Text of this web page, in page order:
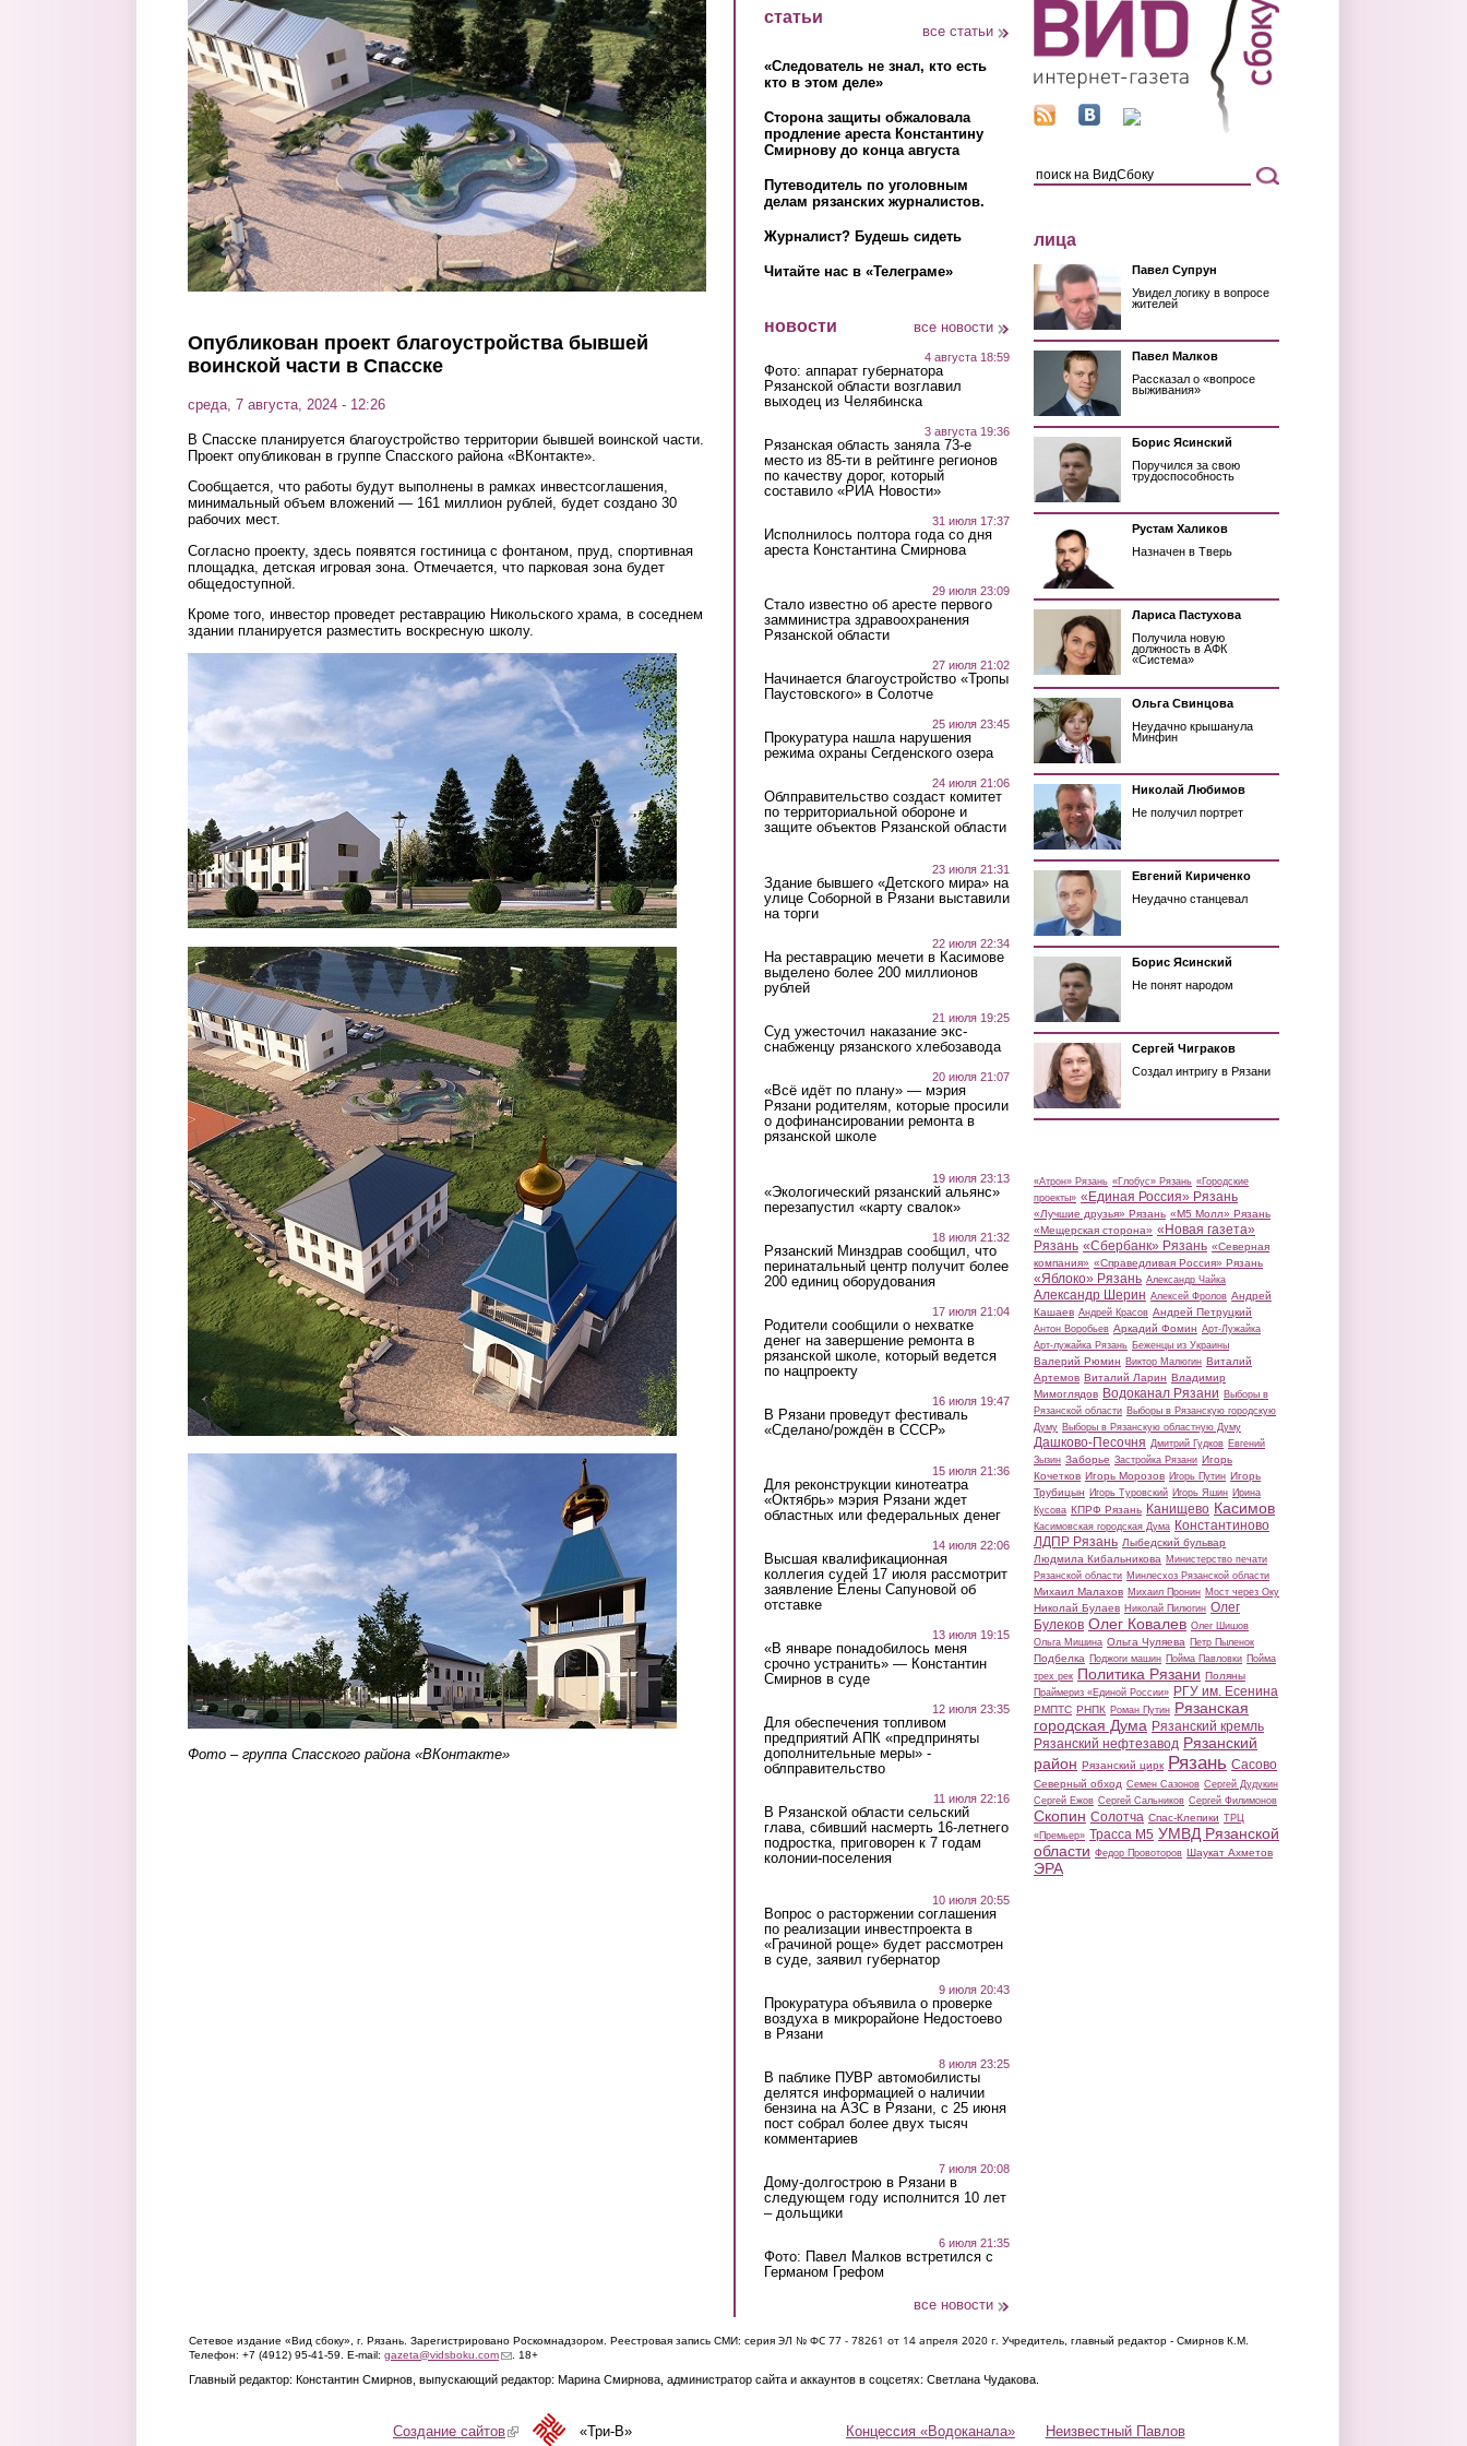
Перейти к основному содержанию
Опубликован проект благоустройства бывшей
воинской части в Спасске
среда, 7 августа, 2024 - 12:26
В Спасске планируется благоустройство территории бывшей воинской части.
Проект опубликован в группе Спасского района «ВКонтакте».
Сообщается, что работы будут выполнены в рамках инвестсоглашения,
минимальный объем вложений — 161 миллион рублей, будет создано 30
рабочих мест.
Согласно проекту, здесь появятся гостиница с фонтаном, пруд, спортивная
площадка, детская игровая зона. Отмечается, что парковая зона будет
общедоступной.
Кроме того, инвестор проведет реставрацию Никольского храма, в соседнем
здании планируется разместить воскресную школу.
3.jpg
4.jpg
foto.jpg
Фото – группа Спасского района «ВКонтакте»
статьи
все статьи
«Следователь не знал, кто есть
кто в этом деле»
Сторона защиты обжаловала
продление ареста Константину
Смирнову до конца августа
Путеводитель по уголовным
делам рязанских журналистов.
Журналист? Будешь сидеть
Читайте нас в «Телеграме»
новости все новости
4 августа 18:59
Фото: аппарат губернатора
Рязанской области возглавил
выходец из Челябинска
3 августа 19:36
Рязанская область заняла 73-е
место из 85-ти в рейтинге регионов
по качеству дорог, который
составило «РИА Новости»
31 июля 17:37
Исполнилось полтора года со дня
ареста Константина Смирнова
29 июля 23:09
Стало известно об аресте первого
замминистра здравоохранения
Рязанской области
27 июля 21:02
Начинается благоустройство «Тропы
Паустовского» в Солотче
25 июля 23:45
Прокуратура нашла нарушения
режима охраны Сегденского озера
24 июля 21:06
Облправительство создаст комитет
по территориальной обороне и
защите объектов Рязанской области
23 июля 21:31
Здание бывшего «Детского мира» на
улице Соборной в Рязани выставили
на торги
22 июля 22:34
На реставрацию мечети в Касимове
выделено более 200 миллионов
рублей
21 июля 19:25
Суд ужесточил наказание экс-
снабженцу рязанского хлебозавода
20 июля 21:07
«Всё идёт по плану» — мэрия
Рязани родителям, которые просили
о дофинансировании ремонта в
рязанской школе
19 июля 23:13
«Экологический рязанский альянс»
перезапустил «карту свалок»
18 июля 21:32
Рязанский Минздрав сообщил, что
перинатальный центр получит более
200 единиц оборудования
17 июля 21:04
Родители сообщили о нехватке
денег на завершение ремонта в
рязанской школе, который ведется
по нацпроекту
16 июля 19:47
В Рязани проведут фестиваль
«Сделано/рождён в СССР»
15 июля 21:36
Для реконструкции кинотеатра
«Октябрь» мэрия Рязани ждет
областных или федеральных денег
14 июля 22:06
Высшая квалификационная
коллегия судей 17 июля рассмотрит
заявление Елены Сапуновой об
отставке
13 июля 19:15
«В январе понадобилось меня
срочно устранить» — Константин
Смирнов в суде
12 июля 23:35
Для обеспечения топливом
предприятий АПК «предприняты
дополнительные меры» -
облправительство
11 июля 22:16
В Рязанской области сельский
глава, сбивший насмерть 16-летнего
подростка, приговорен к 7 годам
колонии-поселения
10 июля 20:55
Вопрос о расторжении соглашения
по реализации инвестпроекта в
«Грачиной роще» будет рассмотрен
в суде, заявил губернатор
9 июля 20:43
Прокуратура объявила о проверке
воздуха в микрорайоне Недостоево
в Рязани
8 июля 23:25
В паблике ПУВР автомобилисты
делятся информацией о наличии
бензина на АЗС в Рязани, с 25 июня
пост собрал более двух тысяч
комментариев
7 июля 20:08
Дому-долгострою в Рязани в
следующем году исполнится 10 лет
– дольщики
6 июля 21:35
Фото: Павел Малков встретился с
Германом Грефом
все новости
лица
Павел Супрун
Увидел логику в вопросе
жителей
Павел Малков
Рассказал о «вопросе
выживания»
Борис Ясинский
Поручился за свою
трудоспособность
Рустам Халиков
Назначен в Тверь
Лариса Пастухова
Получила новую
должность в АФК
«Система»
Ольга Свинцова
Неудачно крышанула
Минфин
Николай Любимов
Не получил портрет
Евгений Кириченко
Неудачно станцевал
Борис Ясинский
Не понят народом
Сергей Чиграков
Создал интригу в Рязани
«Атрон» Рязань «Глобус» Рязань «Городские
проекты» «Единая Россия» Рязань
«Лучшие друзья» Рязань «М5 Молл» Рязань
«Мещерская сторона» «Новая газета»
Рязань «Сбербанк» Рязань «Северная
компания» «Справедливая Россия» Рязань
«Яблоко» Рязань Александр Чайка
Александр Шерин Алексей Фролов Андрей
Кашаев Андрей Красов Андрей Петруцкий
Антон Воробьев Аркадий Фомин Арт-Лужайка
Арт-лужайка Рязань Беженцы из Украины
Валерий Рюмин Виктор Малюгин Виталий
Артемов Виталий Ларин Владимир
Мимоглядов Водоканал Рязани Выборы в
Рязанской области Выборы в Рязанскую городскую
Думу Выборы в Рязанскую областную Думу
Дашково-Песочня Дмитрий Гудков Евгений
Зызин Заборье Застройка Рязани Игорь
Кочетков Игорь Морозов Игорь Путин Игорь
Трубицын Игорь Туровский Игорь Яшин Ирина
Кусова КПРФ Рязань Канищево Касимов
Касимовская городская Дума Константиново
ЛДПР Рязань Лыбедский бульвар
Людмила Кибальникова Министерство печати
Рязанской области Минлесхоз Рязанской области
Михаил Малахов Михаил Пронин Мост через Оку
Николай Булаев Николай Пилюгин Олег
Булеков Олег Ковалев Олег Шишов
Ольга Мишина Ольга Чуляева Петр Пыленок
Подбелка Поджоги машин Пойма Павловки Пойма
трех рек Политика Рязани Поляны
Праймериз «Единой России» РГУ им. Есенина
РМПТС РНПК Роман Путин Рязанская
городская Дума Рязанский кремль
Рязанский нефтезавод Рязанский
район Рязанский цирк Рязань Сасово
Северный обход Семен Сазонов Сергей Дудукин
Сергей Ежов Сергей Сальников Сергей Филимонов
Скопин Солотча Спас-Клепики ТРЦ
«Премьер» Трасса М5 УМВД Рязанской
области Федор Провоторов Шаукат Ахметов
ЭРА
Сетевое издание «Вид сбоку», г. Рязань. Зарегистрировано Роскомнадзором. Реестровая запись СМИ: серия ЭЛ № ФС 77 - 78261 от 14 апреля 2020 г. Учредитель, главный редактор - Смирнов К.М.
Телефон: +7 (4912) 95-41-59. E-mail: gazeta@vidsboku.com(link sends e-mail)
. 18+
Главный редактор: Константин Смирнов, выпускающий редактор: Марина Смирнова, администратор сайта и аккаунтов в соцсетях: Светлана Чудакова.
Концессия «Водоканала» Неизвестный Павлов
Создание сайтов(link is external)«Три-В»